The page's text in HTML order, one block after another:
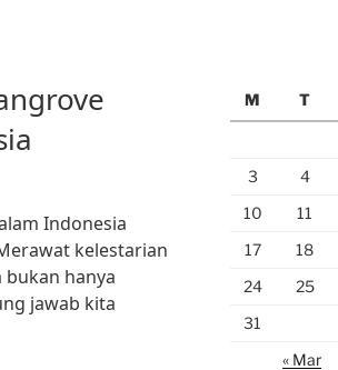
Indonesia
kelestarian
hanya
jawab kita
M
T
3
4
10
11
17
18
24
25
31
« Mar